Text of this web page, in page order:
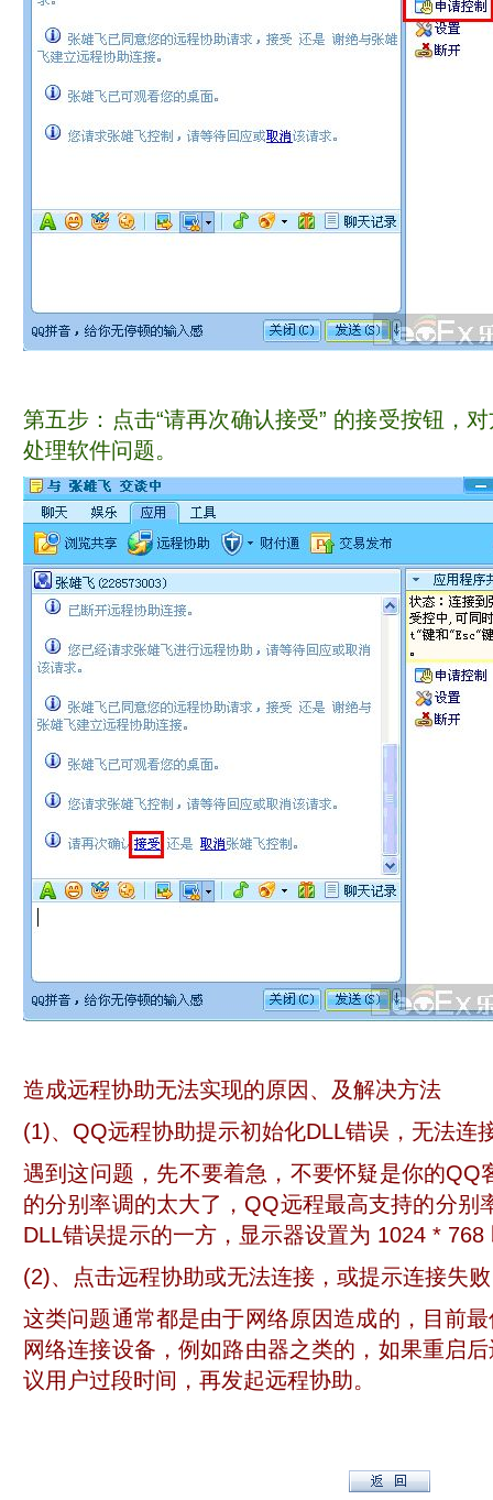
第五步：点击“请再次确认接受” 的接受按钮，
处理软件问题。
造成远程协助无法实现的原因、及解决方法
(1)、QQ远程协助提示初始化DLL错误，无法连
遇到这问题，先不要着急，不要怀疑是你的QQ
的分别率调的太大了， QQ远程最高支持的分别
DLL错误提示的一方，显示器设置为 1024 * 768
(2)、点击远程协助或无法连接，或提示连接失
这类问题通常都是由于网络原因造成的，目前
网络连接设备，例如路由器之类的，如果重启
议用户过段时间，再发起远程协助。